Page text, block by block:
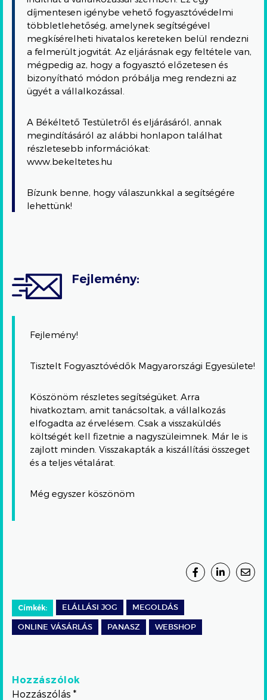
díjmentesen igénybe vehető fogyasztóvédelmi
többletlehetőség, amelynek segítségével
megkísérelheti hivatalos kereteken belül rendezni
a felmerült jogvitát. Az eljárásnak egy feltétele van,
mégpedig az, hogy a fogyasztó előzetesen és
bizonyítható módon próbálja meg rendezni az
ügyét a vállalkozással.
A Békéltető Testületről és eljárásáról, annak
megindításáról az alábbi honlapon találhat
részletesebb információkat:
www.bekeltetes.hu
Bízunk benne, hogy válaszunkkal a segítségére
lehettünk!
Fejlemény:
Fejlemény!
Tisztelt Fogyasztóvédők Magyarországi Egyesülete!
Köszönöm részletes segítségüket. Arra
hivatkoztam, amit tanácsoltak, a vállalkozás
elfogadta az érvelésem. Csak a visszaküldés
költségét kell fizetnie a nagyszüleimnek. Már le is
zajlott minden. Visszakapták a kiszállítási összeget
és a teljes vétalárat.
Még egyszer köszönöm
Címkék: ELÁLLÁSI JOG MEGOLDÁS
ONLINE VÁSÁRLÁS PANASZ WEBSHOP
Hozzászólok
Hozzászólás *